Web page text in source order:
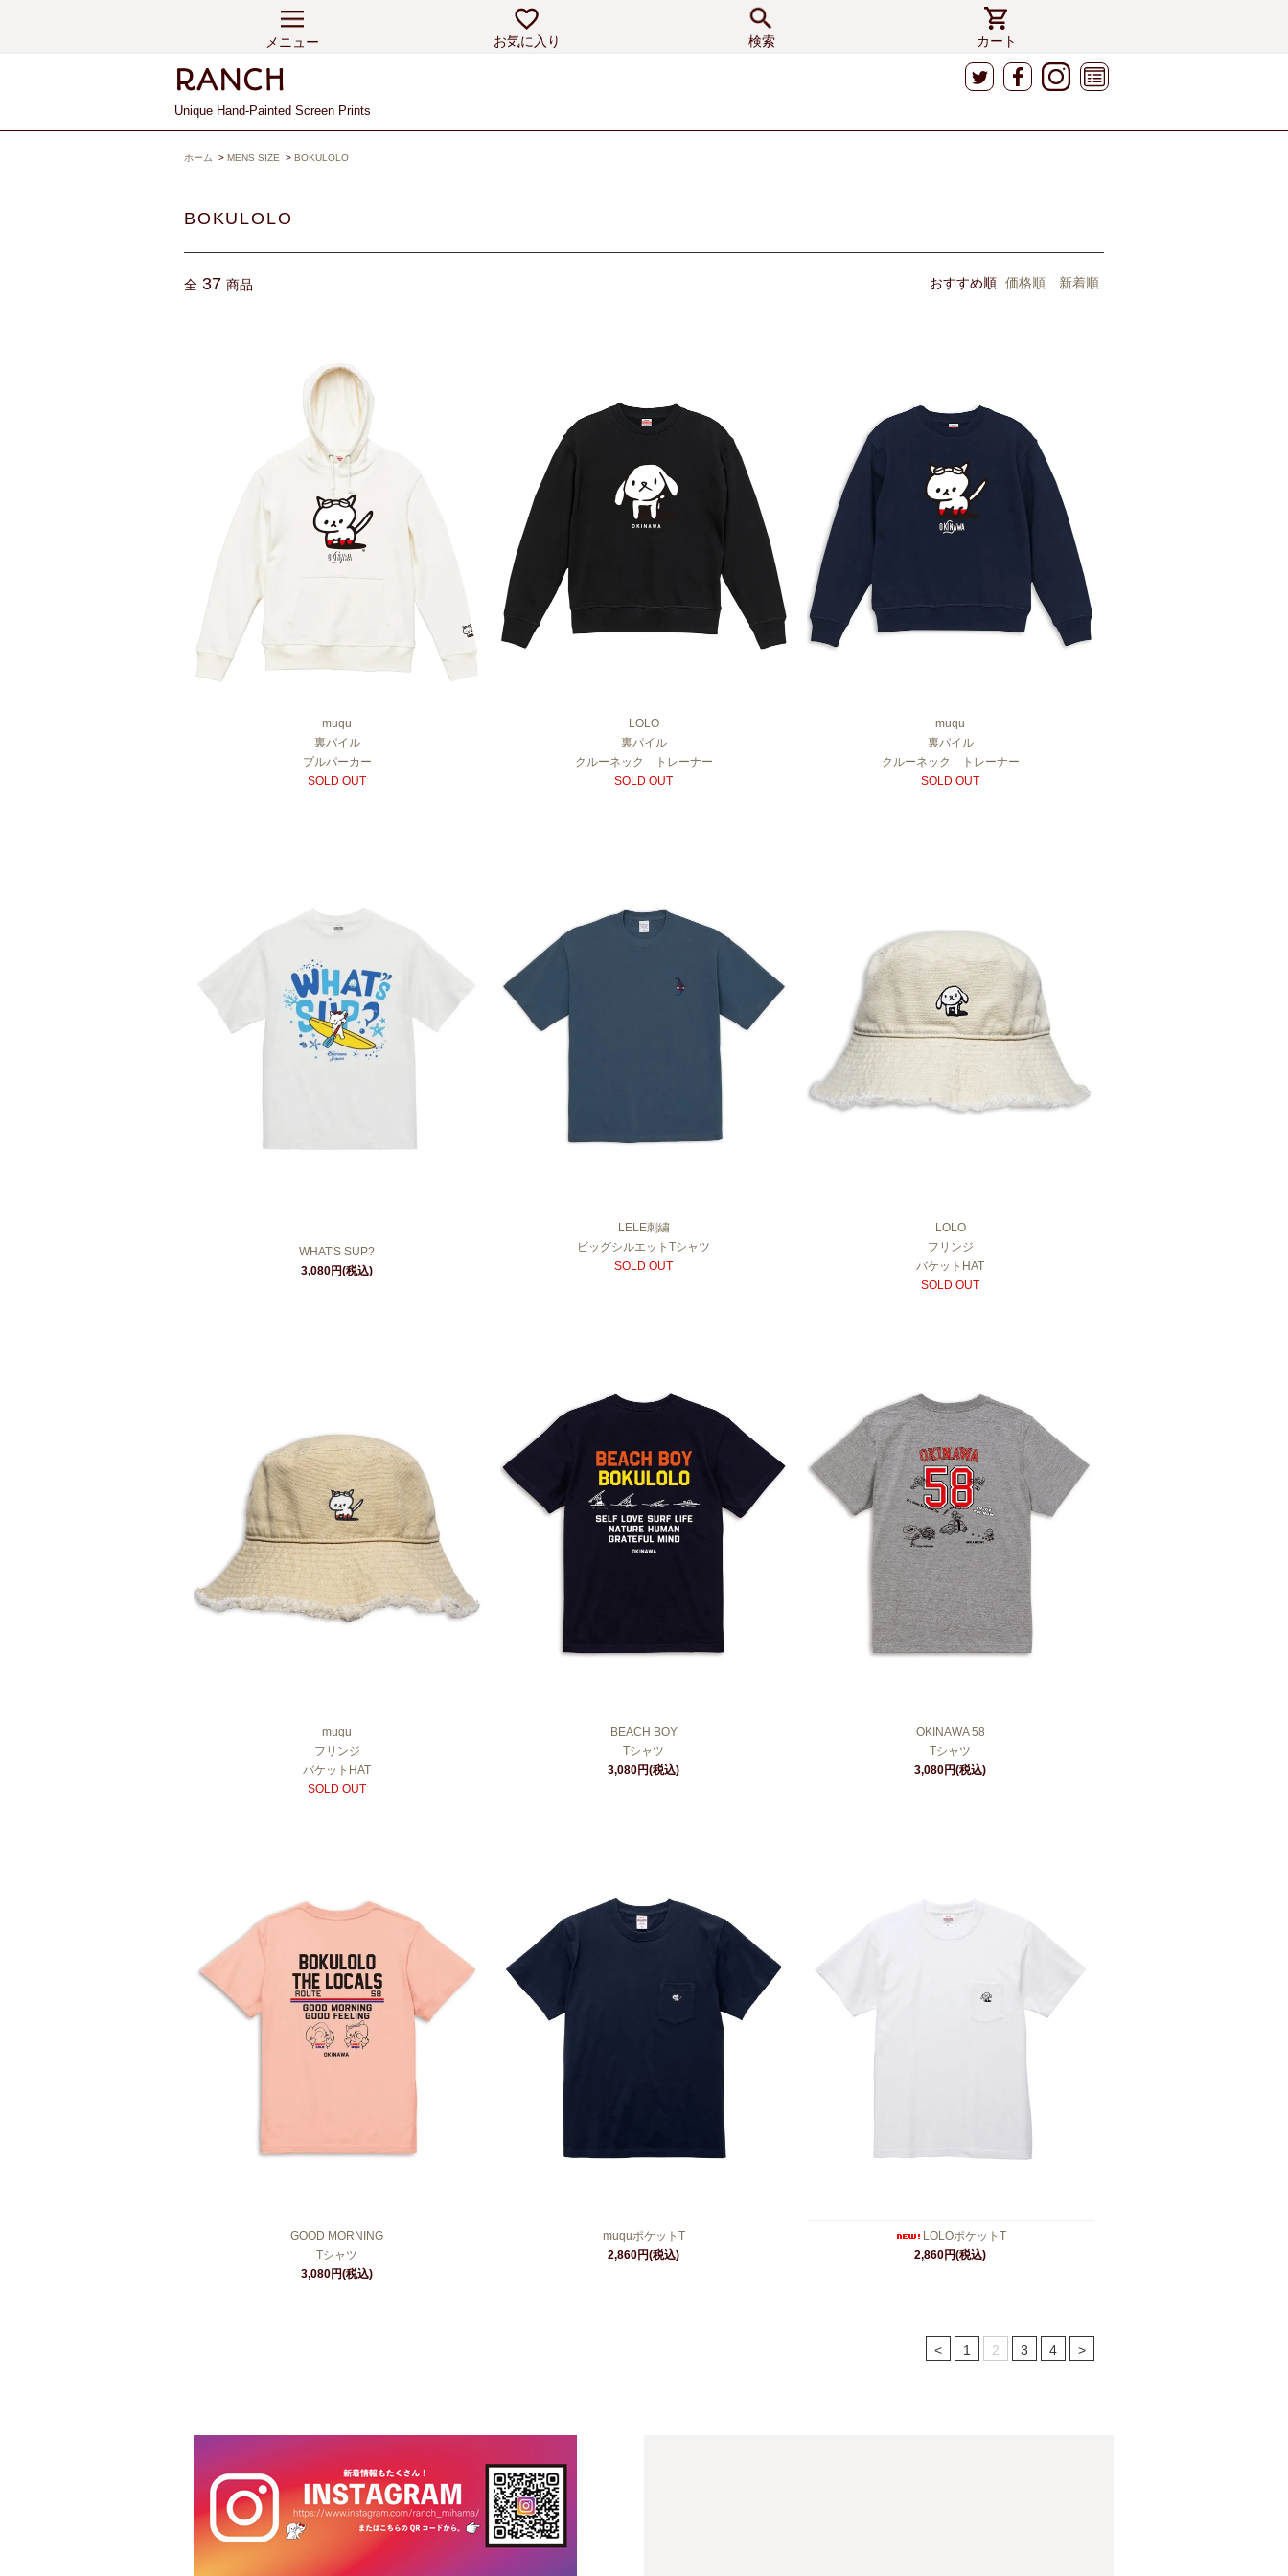
メニュー お気に入り 検索 カート
Unique Hand-Painted Screen Prints
ホーム > MENS SIZE > BOKULOLO
BOKULOLO
全 37 商品 おすすめ順 価格順 新着順
muqu
裏パイル
プルパーカー
SOLD OUT
LOLO
裏パイル
クルーネック トレーナー
SOLD OUT
muqu
裏パイル
クルーネック トレーナー
SOLD OUT
WHAT'S SUP?
3,080円(税込)
LELE刺繍
ビッグシルエットTシャツ
SOLD OUT
LOLO
フリンジ
バケットHAT
SOLD OUT
muqu
フリンジ
バケットHAT
SOLD OUT
BEACH BOY
Tシャツ
3,080円(税込)
OKINAWA 58
Tシャツ
3,080円(税込)
GOOD MORNING
Tシャツ
3,080円(税込)
muquポケットT
2,860円(税込)
LOLOポケットT
2,860円(税込)
< 1 2 3 4 >